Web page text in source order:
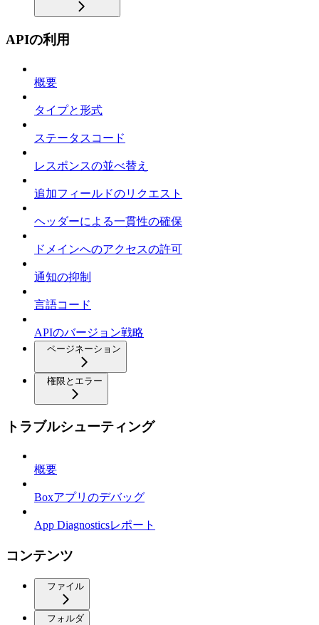
APIの利用
概要
タイプと形式
ステータスコード
レスポンスの並べ替え
追加フィールドのリクエスト
ヘッダーによる一貫性の確保
ドメインへのアクセスの許可
通知の抑制
言語コード
APIのバージョン戦略
ページネーション
権限とエラー
トラブルシューティング
概要
Boxアプリのデバッグ
App Diagnosticsレポート
コンテンツ
ファイル
フォルダ